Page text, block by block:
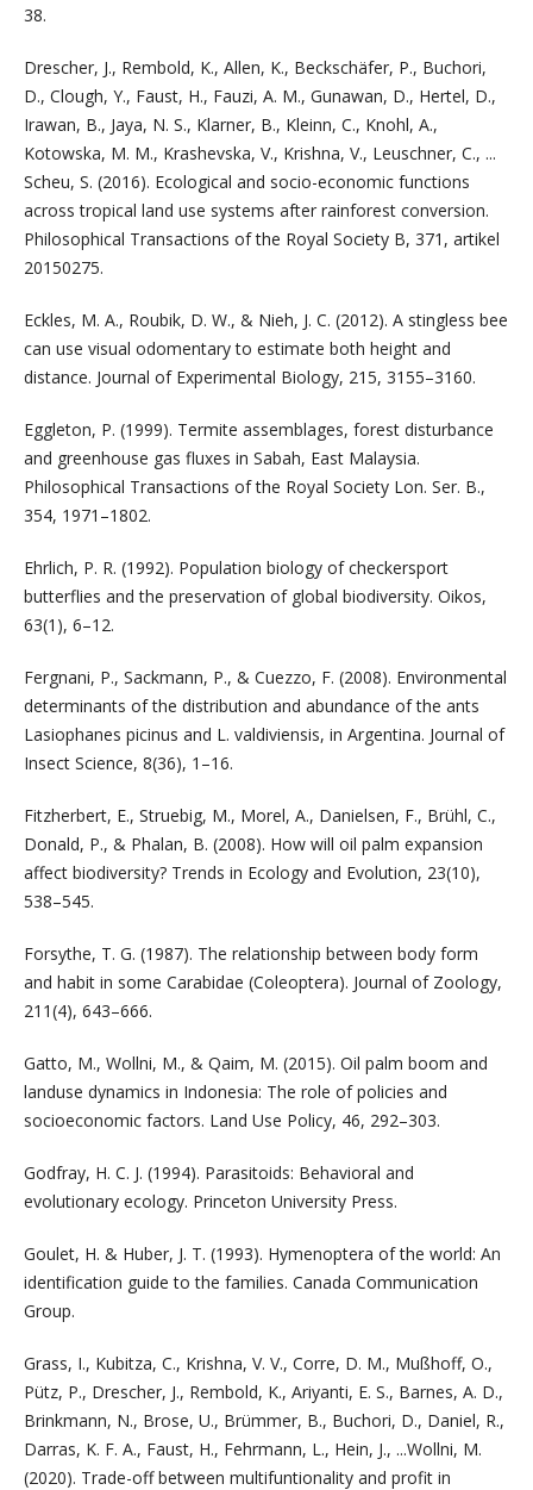
38.
Drescher, J., Rembold, K., Allen, K., Beckschäfer, P., Buchori,
D., Clough, Y., Faust, H., Fauzi, A. M., Gunawan, D., Hertel, D.,
Irawan, B., Jaya, N. S., Klarner, B., Kleinn, C., Knohl, A.,
Kotowska, M. M., Krashevska, V., Krishna, V., Leuschner, C., ...
Scheu, S. (2016). Ecological and socio-economic functions
across tropical land use systems after rainforest conversion.
Philosophical Transactions of the Royal Society B, 371, artikel
20150275.
Eckles, M. A., Roubik, D. W., & Nieh, J. C. (2012). A stingless bee
can use visual odomentary to estimate both height and
distance. Journal of Experimental Biology, 215, 3155–3160.
Eggleton, P. (1999). Termite assemblages, forest disturbance
and greenhouse gas fluxes in Sabah, East Malaysia.
Philosophical Transactions of the Royal Society Lon. Ser. B.,
354, 1971–1802.
Ehrlich, P. R. (1992). Population biology of checkersport
butterflies and the preservation of global biodiversity. Oikos,
63(1), 6–12.
Fergnani, P., Sackmann, P., & Cuezzo, F. (2008). Environmental
determinants of the distribution and abundance of the ants
Lasiophanes picinus and L. valdiviensis, in Argentina. Journal of
Insect Science, 8(36), 1–16.
Fitzherbert, E., Struebig, M., Morel, A., Danielsen, F., Brühl, C.,
Donald, P., & Phalan, B. (2008). How will oil palm expansion
affect biodiversity? Trends in Ecology and Evolution, 23(10),
538–545.
Forsythe, T. G. (1987). The relationship between body form
and habit in some Carabidae (Coleoptera). Journal of Zoology,
211(4), 643–666.
Gatto, M., Wollni, M., & Qaim, M. (2015). Oil palm boom and
landuse dynamics in Indonesia: The role of policies and
socioeconomic factors. Land Use Policy, 46, 292–303.
Godfray, H. C. J. (1994). Parasitoids: Behavioral and
evolutionary ecology. Princeton University Press.
Goulet, H. & Huber, J. T. (1993). Hymenoptera of the world: An
identification guide to the families. Canada Communication
Group.
Grass, I., Kubitza, C., Krishna, V. V., Corre, D. M., Mußhoff, O.,
Pütz, P., Drescher, J., Rembold, K., Ariyanti, E. S., Barnes, A. D.,
Brinkmann, N., Brose, U., Brümmer, B., Buchori, D., Daniel, R.,
Darras, K. F. A., Faust, H., Fehrmann, L., Hein, J., ...Wollni, M.
(2020). Trade-off between multifuntionality and profit in